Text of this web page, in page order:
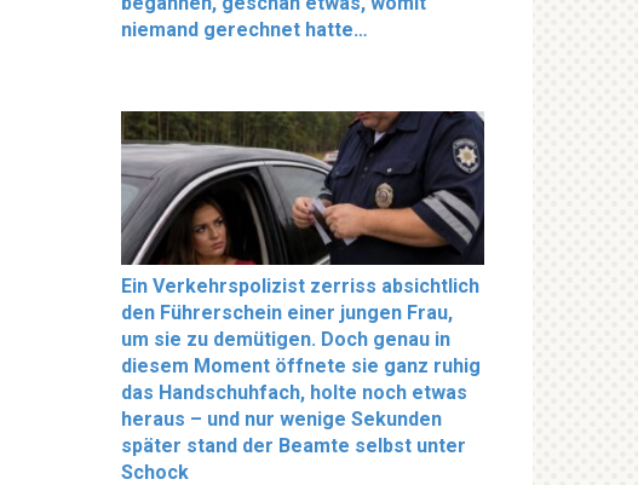
niemand gerechnet hatte…
Ein Verkehrspolizist zerriss absichtlich
den Führerschein einer jungen Frau,
um sie zu demütigen. Doch genau in
diesem Moment öffnete sie ganz ruhig
das Handschuhfach, holte noch etwas
heraus – und nur wenige Sekunden
später stand der Beamte selbst unter
Schock